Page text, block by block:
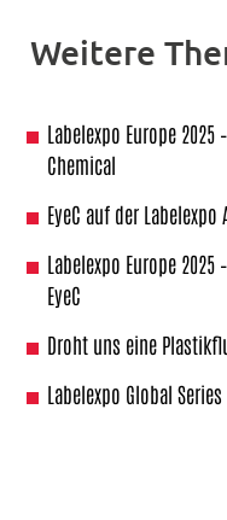
Weitere
Labelexpo Europe
Chemical
EyeC auf der
Labelexpo Europe
EyeC
Droht uns eine
Labelexpo Global